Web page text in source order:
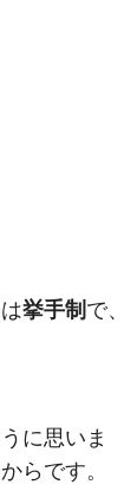
挙手制で、
に思いま
らです。